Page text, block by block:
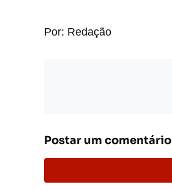
Por: Redação
Postar um comentário